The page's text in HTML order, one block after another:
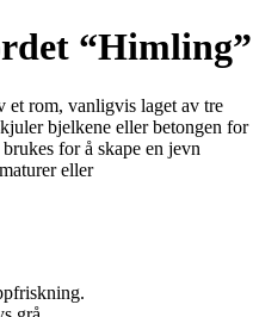
“Himling”
et rom, vanligvis laget av tre
bjelkene eller betongen for
for å skape en jevn
eller